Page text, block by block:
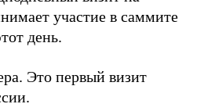
участие в саммите
день.
Это первый визит